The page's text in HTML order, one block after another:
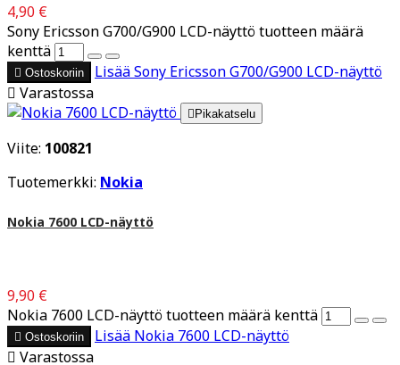
4,90 €
Sony Ericsson G700/G900 LCD-näyttö tuotteen määrä
kenttä
 Ostoskoriin LisääSony Ericsson G700/G900 LCD-näyttö
 Varastossa
 Pikakatselu
Viite: 100821
Tuotemerkki: Nokia
Nokia 7600 LCD-näyttö
9,90 €
Nokia 7600 LCD-näyttö tuotteen määrä kenttä
 Ostoskoriin Lisää Nokia 7600 LCD-näyttö
 Varastossa